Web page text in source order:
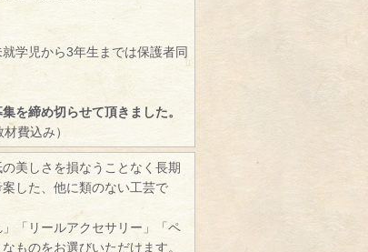
学児から3年生までは保護者同
を締め切らせて頂きました。
費込み）
の美しさを損なうことなく長期
した、他に類のない工芸で
「リールアクセサリー」「ペ
ものをお選びいただけます。